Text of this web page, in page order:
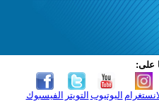
على:
الفيسبوك التويتر اليوتيوب